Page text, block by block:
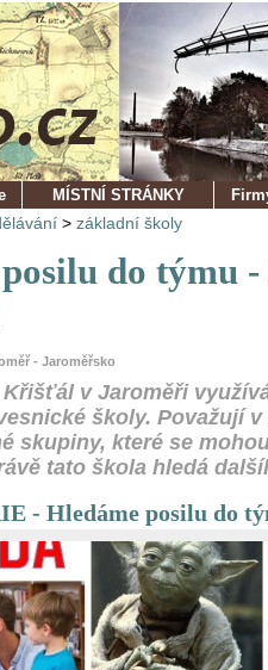
MÍSTNÍ STRÁNKY
> základní školy
do týmu
- Jaroměřsko
v Jaroměři
školy. Považují
skupiny, které se
tato škola hledá
- Hledáme posilu do